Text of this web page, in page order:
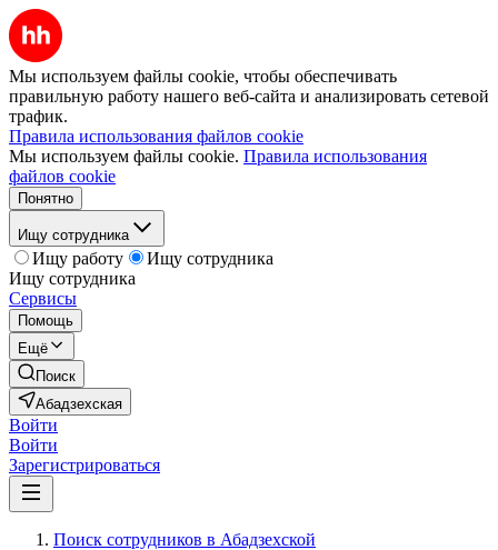
Мы используем файлы cookie, чтобы обеспечивать
правильную работу нашего веб-сайта и анализировать сетевой
трафик.
Правила использования файлов cookie
Мы используем файлы cookie. Правила использования
файлов cookie
Понятно
Ищу сотрудника
Ищу работу
Ищу сотрудника
Ищу сотрудника
Сервисы
Помощь
Ещё
Поиск
Абадзехская
Войти
Войти
Зарегистрироваться
Поиск сотрудников в Абадзехской